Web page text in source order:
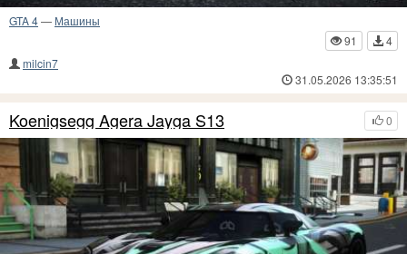
GTA 4— Машины
91
4
milcin7
31.05.2026 13:35:51
0
Koenigsegg Agera Jayga S13